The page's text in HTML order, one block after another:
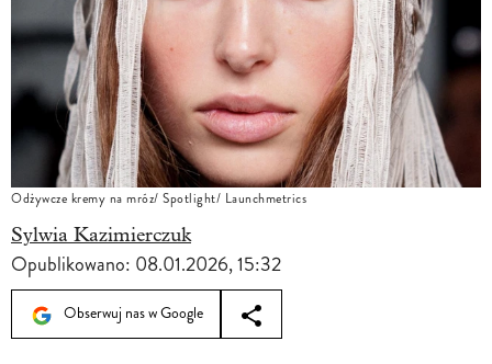
Odżywcze kremy na mróz/ Spotlight/ Launchmetrics
Sylwia Kazimierczuk
Opublikowano: 08.01.2026, 15:32
Obserwuj nas w Google